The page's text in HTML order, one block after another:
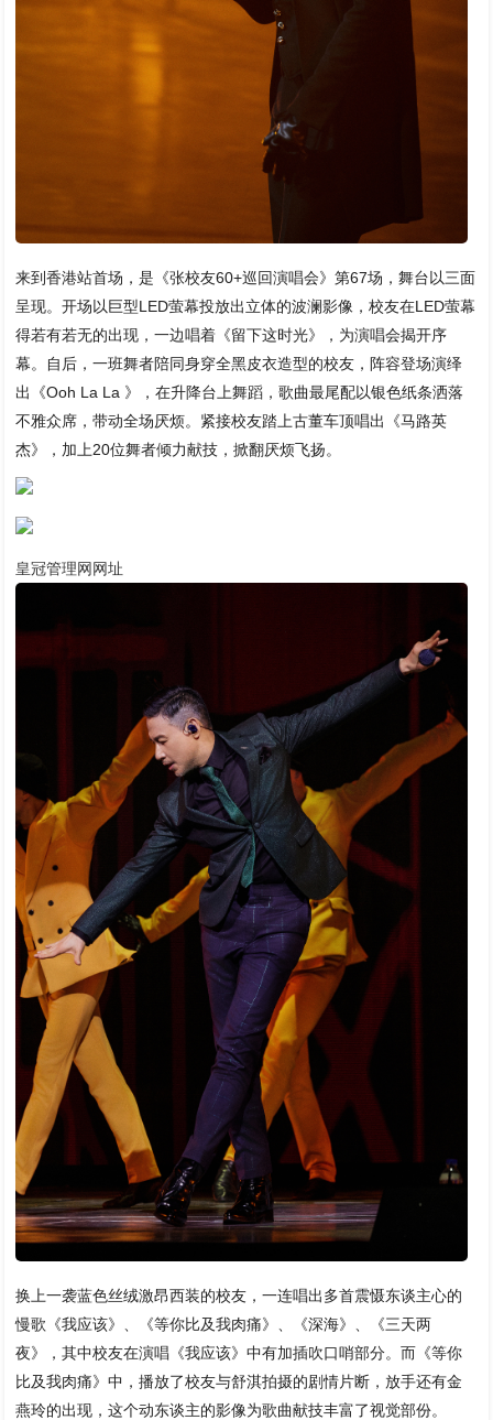
来到香港站首场，是《张校友60+巡回演唱会》第67场，舞台以三面
呈现。开场以巨型LED萤幕投放出立体的波澜影像，校友在LED萤幕
得若有若无的出现，一边唱着《留下这时光》，为演唱会揭开序
幕。自后，一班舞者陪同身穿全黑皮衣造型的校友，阵容登场演绎
出《Ooh La La 》，在升降台上舞蹈，歌曲最尾配以银色纸条洒落
不雅众席，带动全场厌烦。紧接校友踏上古董车顶唱出《马路英
杰》，加上20位舞者倾力献技，掀翻厌烦飞扬。
皇冠管理网网址
换上一袭蓝色丝绒激昂西装的校友，一连唱出多首震慑东谈主心的
慢歌《我应该》、《等你比及我肉痛》、《深海》、《三天两
夜》，其中校友在演唱《我应该》中有加插吹口哨部分。而《等你
比及我肉痛》中，播放了校友与舒淇拍摄的剧情片断，放手还有金
燕玲的出现，这个动东谈主的影像为歌曲献技丰富了视觉部份。